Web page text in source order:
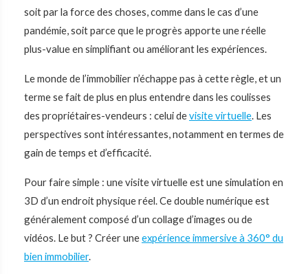
soit par la force des choses, comme dans le cas d’une
pandémie, soit parce que le progrès apporte une réelle
plus-value en simplifiant ou améliorant les expériences.
Le monde de l’immobilier n’échappe pas à cette règle, et un
terme se fait de plus en plus entendre dans les coulisses
des propriétaires-vendeurs : celui devisite virtuelle. Les
perspectives sont intéressantes, notamment en termes de
gain de temps et d’efficacité.
Pour faire simple : une visite virtuelle est une simulation en
3D d’un endroit physique réel. Ce double numérique est
généralement composé d’un collage d’images ou de
vidéos. Le but ? Créer uneexpérience immersive à 360° du
bien immobilier.